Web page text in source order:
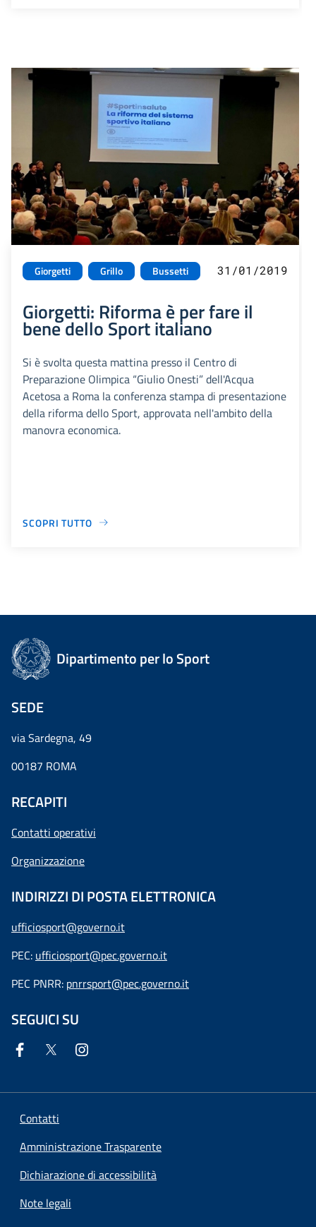
Giorgetti Grillo Bussetti 31/01/2019
Giorgetti: Riforma è per fare il
bene dello Sport italiano
Si è svolta questa mattina presso il Centro di
Preparazione Olimpica “Giulio Onesti” dell'Acqua
Acetosa a Roma la conferenza stampa di presentazione
della riforma dello Sport, approvata nell'ambito della
manovra economica.
SCOPRI TUTTO
Dipartimento per lo Sport
SEDE
via Sardegna, 49
00187 ROMA
RECAPITI
Contatti operativi
Organizzazione
INDIRIZZI DI POSTA ELETTRONICA
ufficiosport@governo.it
PEC: ufficiosport@pec.governo.it
PEC PNRR: pnrrsport@pec.governo.it
SEGUICI SU
Contatti
Amministrazione Trasparente
Dichiarazione di accessibilità
Note legali